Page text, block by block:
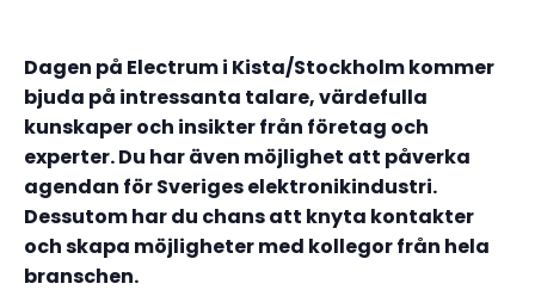
Dagen på Electrum i Kista/Stockholm kommer
bjuda på intressanta talare, värdefulla
kunskaper och insikter från företag och
experter. Du har även möjlighet att påverka
agendan för Sveriges elektronikindustri.
Dessutom har du chans att knyta kontakter
och skapa möjligheter med kollegor från hela
branschen.